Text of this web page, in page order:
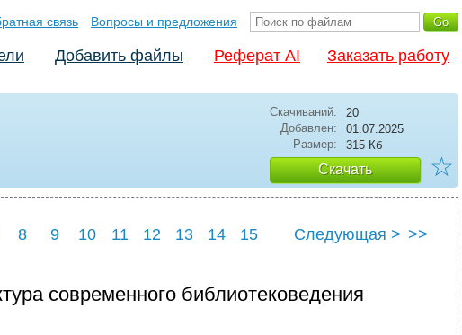
связь Вопросы и предложения
Добавить файлы Реферат AI Заказать работу
Скачиваний:
20
Добавлен:
01.07.2025
Размер:
315 Кб
Скачать ☆
8 9 10 11 12 13 14
15
Следующая > >>
современного библиотековедения